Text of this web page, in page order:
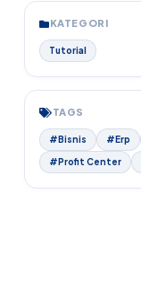
KATEGORI
Tutorial
TAGS
#Bisnis #Erp
#Profit Center